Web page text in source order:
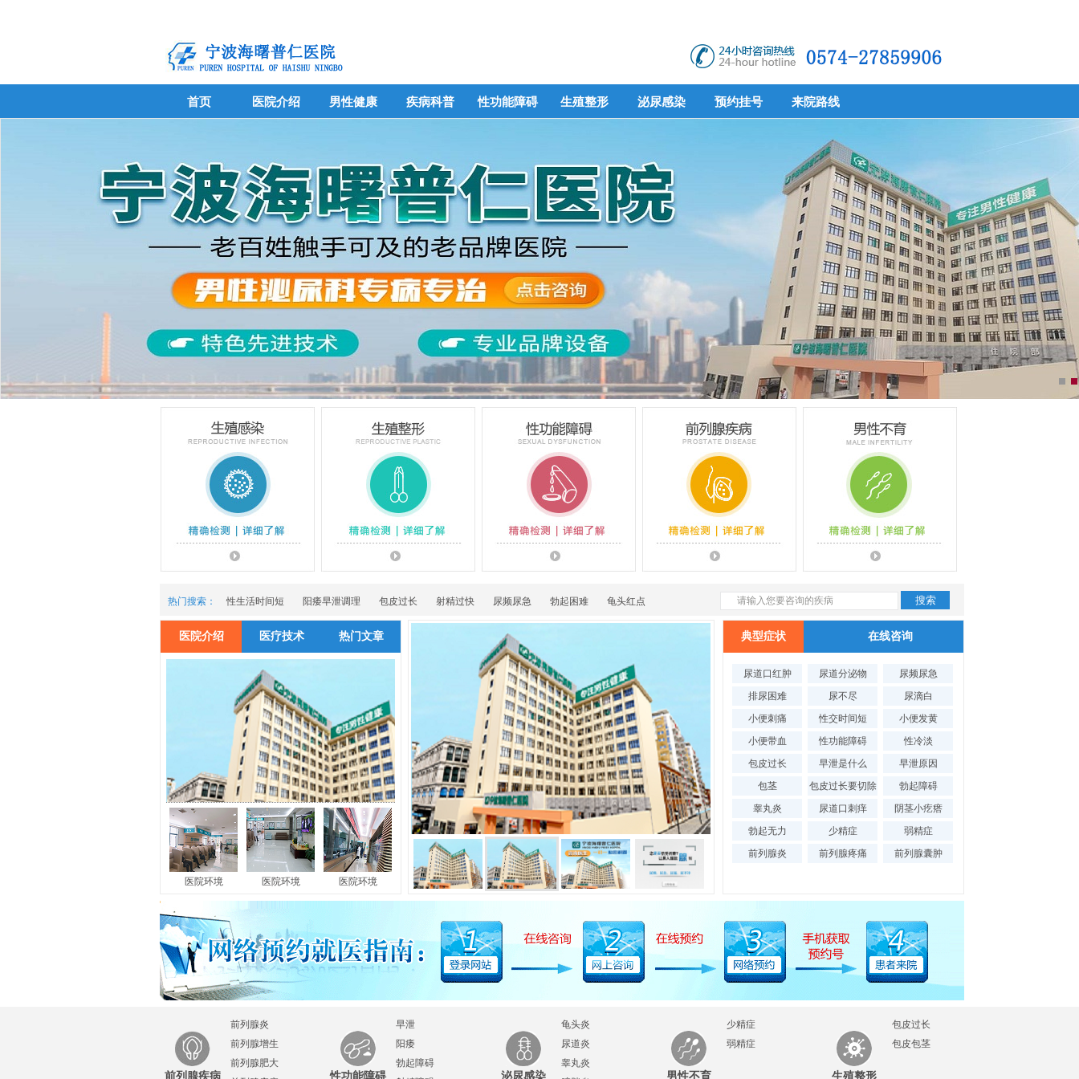
首页 医院介绍 男性健康 疾病科普 性功能障碍 生殖整形 泌尿感染 预约挂号 来院路线
来院路线
生殖感染
尿道炎 睾丸炎| 附睾炎| 包皮过长| 包皮包茎 |
性功能障碍
早泄|阳痿| 射精障碍 勃起障碍|
前列腺疾病
前列腺炎|前列腺增生
前列腺疼痛|前列腺囊肿
男性不育
热门搜索： 性生活时间短 阳痿早泄调理 包皮过长 射精过快 尿频尿急 勃起困难 龟头红点
医院介绍 医疗技术 热门文章
在我国男性群体中，不少男性朋友发现自己患有
医院环境 医院环境 医院环境
典型症状 在线咨询
尿道口红肿 尿道分泌物
尿频尿急
排尿困难
尿不尽
尿滴白
小便刺痛
性交时间短
小便发黄
小便带血
性功能障碍
性冷淡
包皮过长
早泄是什么
早泄原因
包茎
包皮过长要切除
吗
勃起障碍
睾丸炎
尿道口刺痒
阴茎小疙瘩
勃起无力
少精症
弱精症
前列腺炎
前列腺疼痛 前列腺囊肿
前列腺疾病
前列腺炎
前列腺增生
前列腺肥大
性功能障碍
早泄
阳痿
勃起障碍
泌尿感染
龟头炎
尿道炎
睾丸炎
男性不育
少精症
弱精症
生殖整形
包皮过长
包皮包茎